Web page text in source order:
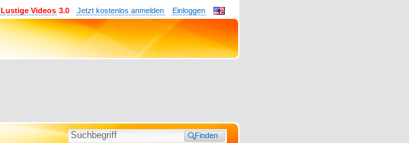
Einloggen
Jetzt kostenlos anmelden
Lustige Videos 3.0